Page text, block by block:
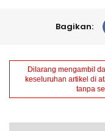
Bagikan:
Dilarang mengambil
keseluruhan artikel di
tanpa